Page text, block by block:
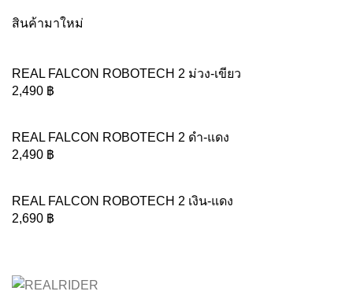
สินค้ามาใหม่
REAL FALCON ROBOTECH 2 ม่วง-เขียว
2,490 ฿
REAL FALCON ROBOTECH 2 ดำ-แดง
2,490 ฿
REAL FALCON ROBOTECH 2 เงิน-แดง
2,690 ฿